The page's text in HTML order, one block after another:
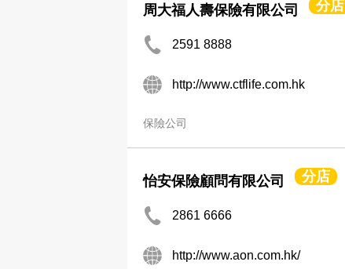
周大福人壽保險有限公司 分店
2591 8888
http://www.ctflife.com.hk
保險公司
怡安保險顧問有限公司 分店
2861 6666
http://www.aon.com.hk/